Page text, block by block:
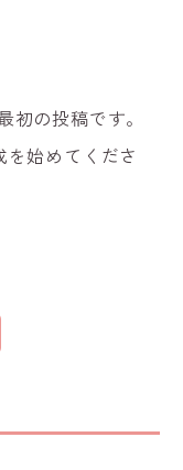
の投稿です。
始めてくださ